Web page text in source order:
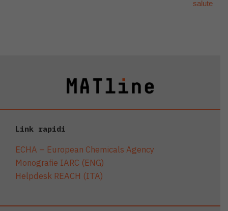
salute
Link rapidi
ECHA – European Chemicals Agency
Monografie IARC (ENG)
Helpdesk REACH (ITA)